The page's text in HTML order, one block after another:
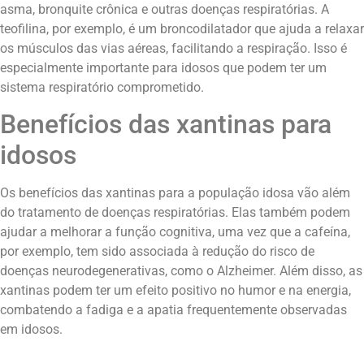
asma, bronquite crônica e outras doenças respiratórias. A
teofilina, por exemplo, é um broncodilatador que ajuda a relaxar
os músculos das vias aéreas, facilitando a respiração. Isso é
especialmente importante para idosos que podem ter um
sistema respiratório comprometido.
Benefícios das xantinas para
idosos
Os benefícios das xantinas para a população idosa vão além
do tratamento de doenças respiratórias. Elas também podem
ajudar a melhorar a função cognitiva, uma vez que a cafeína,
por exemplo, tem sido associada à redução do risco de
doenças neurodegenerativas, como o Alzheimer. Além disso, as
xantinas podem ter um efeito positivo no humor e na energia,
combatendo a fadiga e a apatia frequentemente observadas
em idosos.